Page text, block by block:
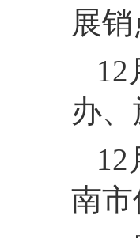
展
办
12
南